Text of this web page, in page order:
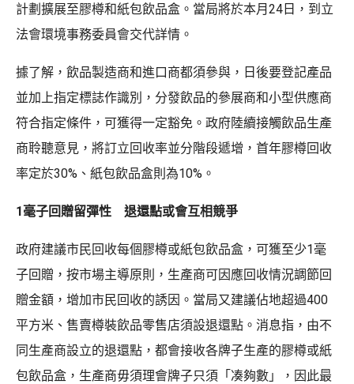
計劃擴展至膠樽和紙包飲品盒。當局將於本月24日，到立
法會環境事務委員會交代詳情。
據了解，飲品製造商和進口商都須參與，日後要登記產品
並加上指定標誌作識別，分發飲品的參展商和小型供應商
符合指定條件，可獲得一定豁免。政府陸續接觸飲品生產
商聆聽意見，將訂立回收率並分階段遞增，首年膠樽回收
率定於30%、紙包飲品盒則為10%。
1毫子回贈留彈性 退還點或會互相競爭
政府建議市民回收每個膠樽或紙包飲品盒，可獲至少1毫
子回贈，按市場主導原則，生產商可因應回收情況調節回
贈金額，增加市民回收的誘因。當局又建議佔地超過400
平方米、售賣樽裝飲品零售店須設退還點。消息指，由不
同生產商設立的退還點，都會接收各牌子生產的膠樽或紙
包飲品盒，生產商毋須理會牌子只須「凑夠數」，因此最